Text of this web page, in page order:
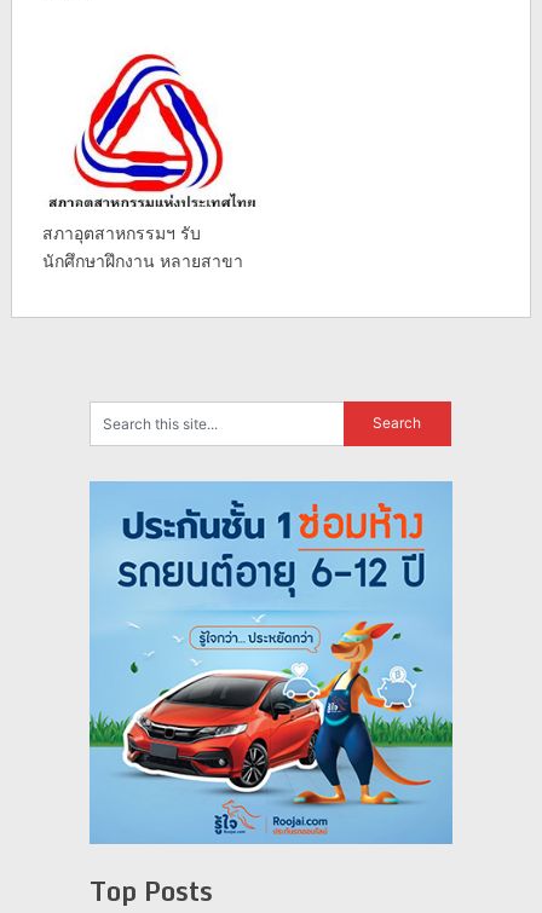
สภาอุตสาหกรรมฯ รับ
นักศึกษาฝึกงาน หลายสาขา
Top Posts